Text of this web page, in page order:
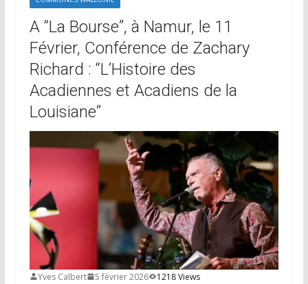
A “La Bourse”, à Namur, le 11
Février, Conférence de Zachary
Richard : “L’Histoire des
Acadiennes et Acadiens de la
Louisiane”
Yves Calbert 5 février 2026
1218 Views